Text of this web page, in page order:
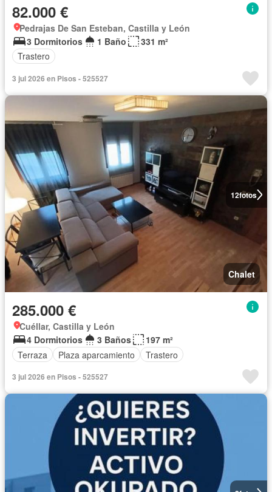
82.000 €
Pedrajas De San Esteban, Castilla y León
3 Dormitorios
1 Baño
331 m²
Trastero
3 jul 2026 en Pisos - 525527
12fotos
Chalet
285.000 €
Cuéllar, Castilla y León
4 Dormitorios
3 Baños
197 m²
Terraza
Plaza aparcamiento Trastero
3 jul 2026 en Pisos - 525527